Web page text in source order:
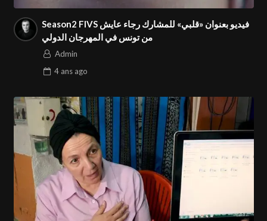
Season2 FIVS فيديو بعنوان «قلبي» للمشارك رجاء عايش
من تونس في المهرجان الدولي
Admin
4 ans ago